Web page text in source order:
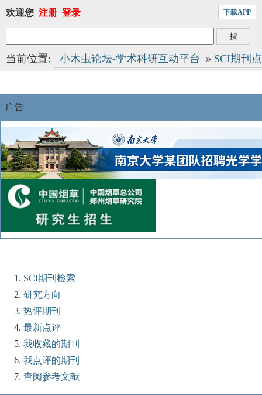
欢迎您 注册 登录 下载APP
当前位置: 小木虫论坛-学术科研互动平台 » SCI期刊
广告
SCI期刊检索
研究方向
热评期刊
最新点评
我收藏的期刊
我点评的期刊
查阅参考文献